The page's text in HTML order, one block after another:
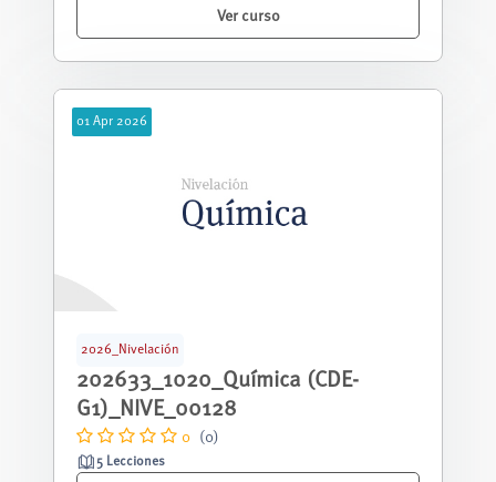
Ver curso
01 Apr 2026
2026_Nivelación
202633_1020_Química (CDE-
G1)_NIVE_00128
0 (0)
5 Lecciones